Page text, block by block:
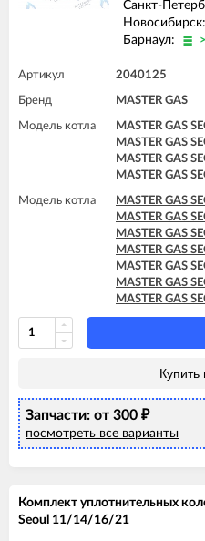
Санкт-
Новосибирск:
Барнаул:
Артикул 2040125
Бренд MASTER GAS
Модель котла
MASTER GAS
MASTER GAS
MASTER GAS
MASTER GAS
Модель котла
MASTER GAS
MASTER GAS
MASTER GAS
MASTER GAS
MASTER GAS
MASTER GAS
MASTER GAS
Купить
Запчасти: от 300 ₽
посмотреть все варианты
Комплект уплотнительных
Seoul 11/14/16/21